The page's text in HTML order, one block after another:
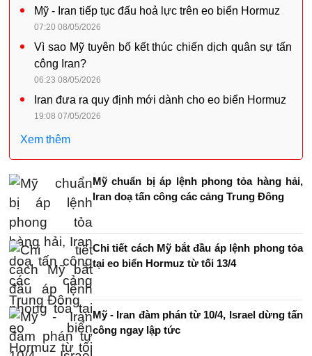
Mỹ - Iran tiếp tục đấu hoả lực trên eo biển Hormuz
07:20 08/05/2026
Vì sao Mỹ tuyên bố kết thúc chiến dịch quân sự tấn
công Iran?
06:23 08/05/2026
Iran đưa ra quy định mới dành cho eo biển Hormuz
19:08 07/05/2026
Xem thêm
Mỹ chuẩn bị áp lệnh phong tỏa hàng hải,
Iran doạ tấn công các cảng Trung Đông
Chi tiết cách Mỹ bắt đầu áp lệnh phong tỏa
tại eo biển Hormuz từ tối 13/4
Mỹ - Iran đàm phán từ 10/4, Israel dừng tấn
công ngay lập tức